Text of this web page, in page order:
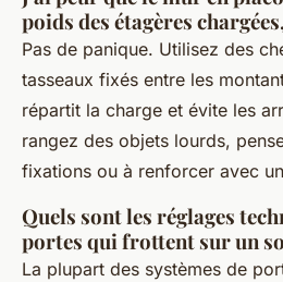
poids des étagères
Pas de panique. Utilisez des
tasseaux fixés entre les
répartit la charge et évite les
rangez des objets lourds,
fixations ou à renforcer avec
Quels sont les réglages
portes qui frottent sur un
La plupart des systèmes de